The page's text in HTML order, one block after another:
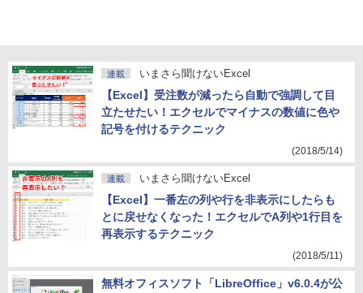
連載 いまさら聞けないExcel
【Excel】受注数が減ったら自動で強調して目
立たせたい！エクセルでマイナスの数値に色や
記号を付けるテクニック
(2018/5/14)
連載 いまさら聞けないExcel
【Excel】一番左の列や行を非表示にしたらも
とに戻せなくなった！エクセルでA列や1行目を
再表示するテクニック
(2018/5/11)
無料オフィスソフト「LibreOffice」v6.0.4が公